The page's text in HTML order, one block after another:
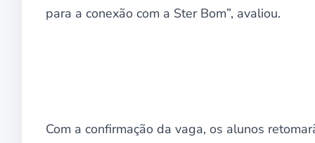
para a conexão com a Ster Bom”, avaliou.
Com a confirmação da vaga, os alunos